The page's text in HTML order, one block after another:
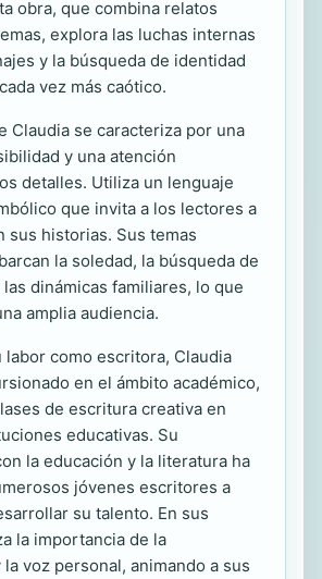
obra, que combina relatos
explora las luchas internas
y la búsqueda de identidad
vez más caótico.
Claudia se caracteriza por una
y una atención
detalles. Utiliza un lenguaje
que invita a los lectores a
sus historias. Sus temas
la soledad, la búsqueda de
dinámicas familiares, lo que
amplia audiencia.
labor como escritora, Claudia
en el ámbito académico,
de escritura creativa en
educativas. Su
la educación y la literatura ha
jóvenes escritores a
su talento. En sus
la importancia de la
voz personal, animando a sus